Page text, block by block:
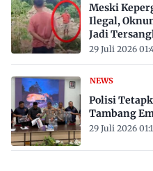
Meski
Ilegal,
Jadi
29 Juli 2026
NEWS
Polisi
Tambang
29 Juli 2026